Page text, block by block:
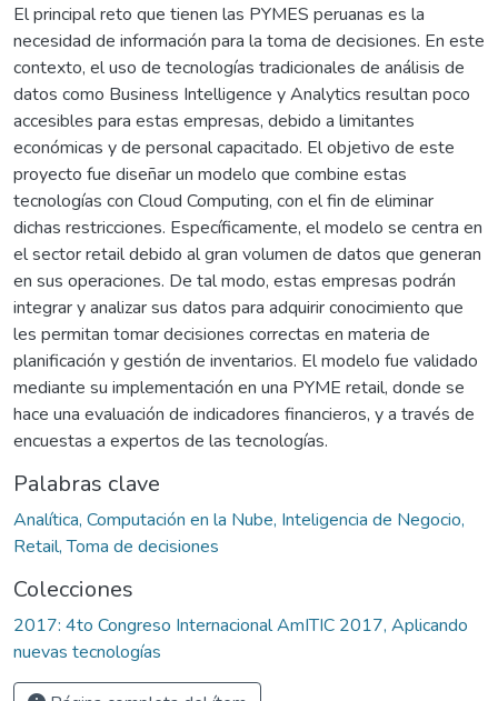
El principal reto que tienen las PYMES peruanas es la
necesidad de información para la toma de decisiones. En este
contexto, el uso de tecnologías tradicionales de análisis de
datos como Business Intelligence y Analytics resultan poco
accesibles para estas empresas, debido a limitantes
económicas y de personal capacitado. El objetivo de este
proyecto fue diseñar un modelo que combine estas
tecnologías con Cloud Computing, con el fin de eliminar
dichas restricciones. Específicamente, el modelo se centra en
el sector retail debido al gran volumen de datos que generan
en sus operaciones. De tal modo, estas empresas podrán
integrar y analizar sus datos para adquirir conocimiento que
les permitan tomar decisiones correctas en materia de
planificación y gestión de inventarios. El modelo fue validado
mediante su implementación en una PYME retail, donde se
hace una evaluación de indicadores financieros, y a través de
encuestas a expertos de las tecnologías.
Palabras clave
Analítica, Computación en la Nube, Inteligencia de Negocio,
Retail, Toma de decisiones
Colecciones
2017: 4to Congreso Internacional AmITIC 2017, Aplicando
nuevas tecnologías